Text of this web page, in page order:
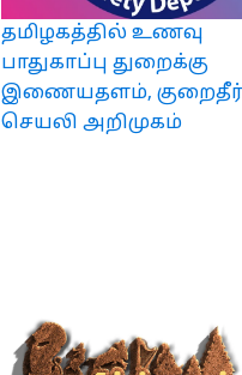
தமிழகத்தில் உணவு
பாதுகாப்பு துறைக்கு
இணையதளம்,
செயலி அறிமுகம்